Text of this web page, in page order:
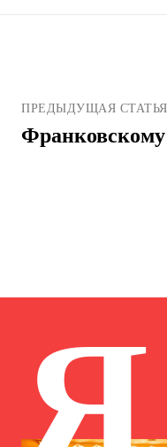
ПРЕДЫДУЩАЯ СТАТЬЯ
Франковскому
Я